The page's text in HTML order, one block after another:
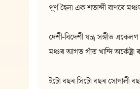
পূৰ্ণ হৈলা এক শতাব্দী বাণৰে
দেশী-বিদেশী যন্ত্ৰ সঙ্গীত
মঞ্চৰ আগত গাঁত খান্দি অৰ্কেষ্ট্ৰা
ইটো বছৰ সিটো বছৰ সোণালী